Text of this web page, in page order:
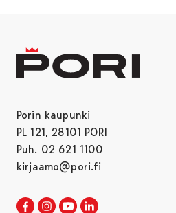
Porin kaupunki
PL 121, 28101 PORI
Puh. 02 621 1100
kirjaamo@pori.fi
Porin kaupunki Facebookissa
Avautuu uudessa välilehdessä
Porin kaupunki
Avautuu uudessa
Porin kaupunki
Avautuu uudessa